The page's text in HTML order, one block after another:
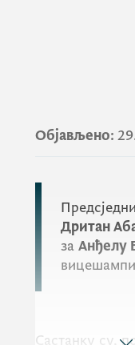
Објављено:
Дритан
за Анђелу
Састанку су,